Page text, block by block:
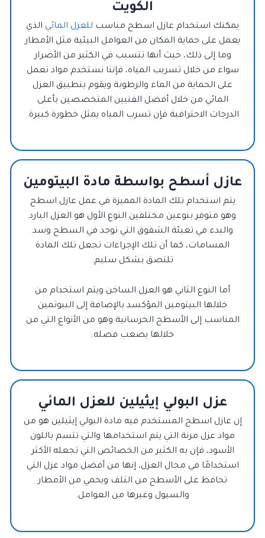
الكويت
يمكنك استخدام عازل اسطح مناسب للعزل المائي الذي
يعمل على حماية المكان من العوامل البيئية مثل الأمطار
وما إلى ذلك، حيث أنها تتسبب في الكثير من الأضرار
سواء من خلال تسريب المياه، فإننا نستخدم مواد تعمل
على الحماية من الماء والرطوبة ويقوم بتطبيق العزل
المائي من خلال أفضل الفنيين المتخصصين بأعلى
الدرجات الاحترافية فإن تسرب المياه يمثل خطورة كبيرة.
عازل أسطح بواسطة مادة البيتومين
يتم استخدام تلك المادة المميزة في عمل عازل اسطح
وهو متوفر بنوعين مختلفين النوع الأول هو العزل البارد
والبدء في تعبئة الشقوق التي توجد في السطح وسد
المسامات، كما أن تلك الإجراءات تجعل تلك المادة
تلتصق بشكل سليم.
أما النوع الثاني هو العزل الساخن ويتم استخدام من
خلالها البيتومين المؤكسد بالإضافة إلى البيوتمين
المناسب إلى الأسطح الخرسانية وهو من الأنواع التي من
خلالها يصعب فصله.
عزل البولي إيثيلين للعزل المائي
إن عازل اسطح المستخدم فيه مادة البولي إيثيلين هو من
مواد عزل مرنة التي يتم استخدامها والتي تتسم باللون
الأسود، فإن به الكثير من الخصائص التي تجعله الأكثر
استخدامًا في مجال العزل، إنها من أفضل مواد عزل التي
تحافظ على الأسطح من التلف ويحمي من الأمطار
والسيول وغيرها من العوامل.